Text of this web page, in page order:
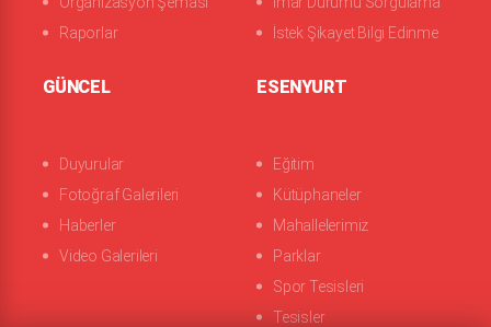
Raporlar
İstek Şikayet Bilgi Edinme
GÜNCEL
Duyurular
Fotoğraf Galerileri
Haberler
Video Galerileri
ESENYURT
Eğitim
Kütüphaneler
Mahallelerimiz
Parklar
Spor Tesisleri
Tesisler